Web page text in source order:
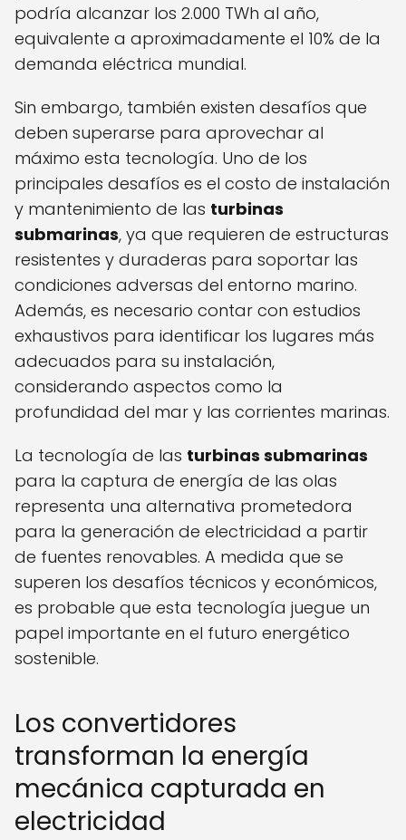
podría alcanzar los 2.000 TWh al año,
equivalente a aproximadamente el 10% de la
demanda eléctrica mundial.
Sin embargo, también existen desafíos que
deben superarse para aprovechar al
máximo esta tecnología. Uno de los
principales desafíos es el costo de instalación
y mantenimiento de las turbinas
submarinas, ya que requieren de estructuras
resistentes y duraderas para soportar las
condiciones adversas del entorno marino.
Además, es necesario contar con estudios
exhaustivos para identificar los lugares más
adecuados para su instalación,
considerando aspectos como la
profundidad del mar y las corrientes marinas.
La tecnología de las turbinas submarinas
para la captura de energía de las olas
representa una alternativa prometedora
para la generación de electricidad a partir
de fuentes renovables. A medida que se
superen los desafíos técnicos y económicos,
es probable que esta tecnología juegue un
papel importante en el futuro energético
sostenible.
Los convertidores
transforman la energía
mecánica capturada en
electricidad